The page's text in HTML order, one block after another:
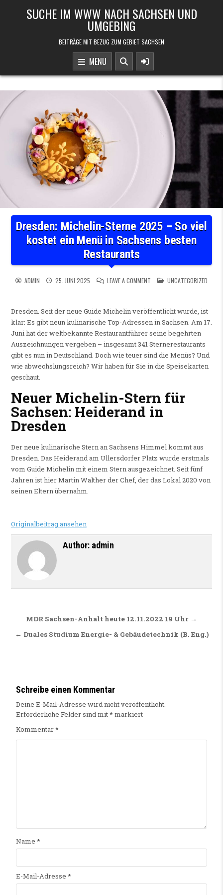
SUCHE IM WWW NACH SACHSEN UND
UMGEBING
BEITRÄGE MIT BEZUG ZUM GEBIET SACHSEN
MENU
Dresden: Michelin-Sterne 2025 – So viel
kostet ein Menü in Sachsens besten
Restaurants
ADMIN 25. JUNI 2025 LEAVE A COMMENT ON DRESDEN: MICHELIN-
POSTED IN
UNCATEGORIZED
Dresden. Seit der neue Guide Michelin veröffentlicht wurde, ist
klar: Es gibt neun kulinarische Top-Adressen in Sachsen. Am 17.
Juni hat der weltbekannte Restaurantführer seine begehrten
Auszeichnungen vergeben – insgesamt 341 Sternerestaurants
gibt es nun in Deutschland. Doch wie teuer sind die Menüs? Und
wie abwechslungsreich? Wir haben für Sie in die Speisekarten
geschaut.
Neuer Michelin-Stern für
Sachsen: Heiderand in
Dresden
Der neue kulinarische Stern an Sachsens Himmel kommt aus
Dresden. Das Heiderand am Ullersdorfer Platz wurde erstmals
vom Guide Michelin mit einem Stern ausgezeichnet. Seit fünf
Jahren ist hier Martin Walther der Chef, der das Lokal 2020 von
seinen Eltern übernahm.
Originalbeitrag ansehen
Author: admin
Beitragsnavigation
MDR Sachsen-Anhalt heute 12.11.2022 19 Uhr →
← Duales Studium Energie- & Gebäudetechnik (B. Eng.)
Schreibe einen Kommentar
Deine E-Mail-Adresse wird nicht veröffentlicht.
Erforderliche Felder sind mit* markiert
Kommentar*
Name *
E-Mail-Adresse *